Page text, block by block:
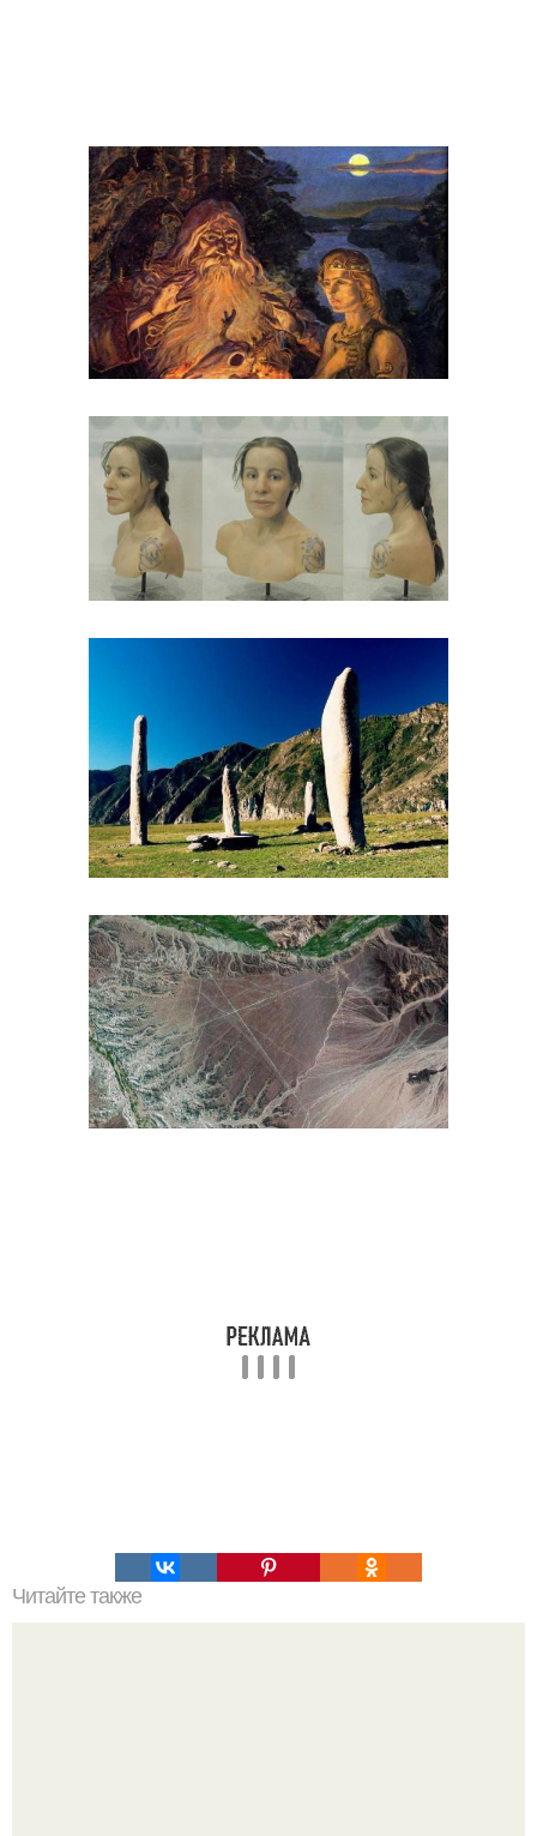
Читайте также